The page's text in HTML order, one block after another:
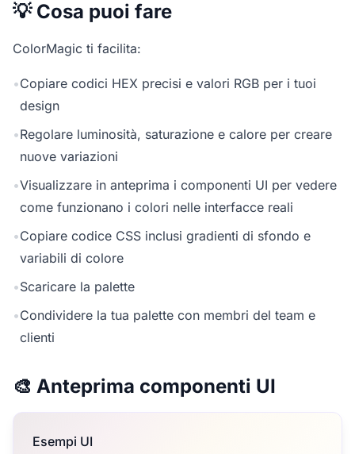
💡 Cosa puoi fare
ColorMagic ti facilita:
•Copiare codici HEX precisi e valori RGB per i tuoi
design
•Regolare luminosità, saturazione e calore per creare
nuove variazioni
•Visualizzare in anteprima i componenti UI per vedere
come funzionano i colori nelle interfacce reali
•Copiare codice CSS inclusi gradienti di sfondo e
variabili di colore
•Scaricare la palette
•Condividere la tua palette con membri del team e
clienti
🎨 Anteprima componenti UI
Esempi UI